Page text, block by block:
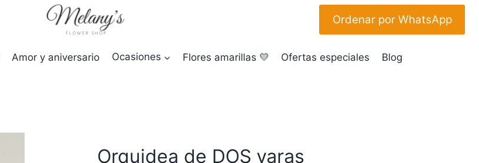
Ordenar por WhatsApp
Amor y aniversario Ocasiones Flores amarillas 💛 Ofertas especiales Blog
Orquidea de DOS varas